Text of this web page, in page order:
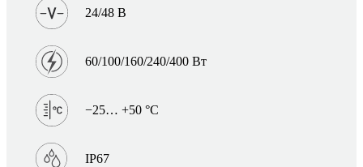
24/48 В
60/100/160/240/400 Вт
−25… +50 °C
IP67